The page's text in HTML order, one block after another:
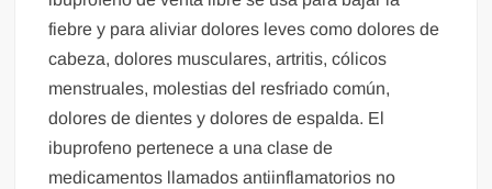
fiebre y para aliviar dolores leves como dolores de
cabeza, dolores musculares, artritis, cólicos
menstruales, molestias del resfriado común,
dolores de dientes y dolores de espalda. El
ibuprofeno pertenece a una clase de
medicamentos llamados antiinflamatorios no